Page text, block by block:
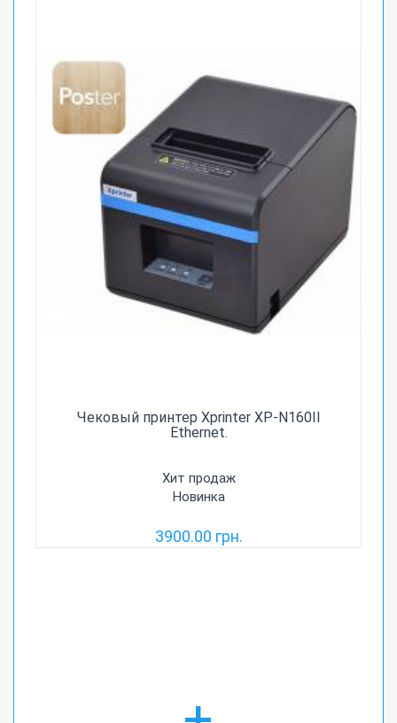
Чековый принтер Xprinter XP-N160II
Ethernet.
Хит продаж
Новинка
3900.00 грн.